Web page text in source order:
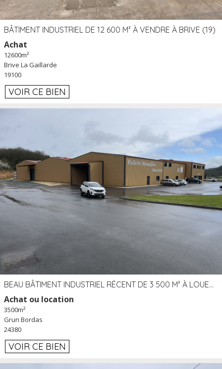
BÂTIMENT INDUSTRIEL DE 12 600 M² À VENDRE À BRIVE (19)
Achat
12600m²
Brive La Gaillarde
19100
VOIR CE BIEN
BEAU BÂTIMENT INDUSTRIEL RÉCENT DE 3 500 M² À LOUER OU VENDRE PROCHE PÉRIGUEUX (24)
Achat ou location
3500m²
Grun Bordas
24380
VOIR CE BIEN